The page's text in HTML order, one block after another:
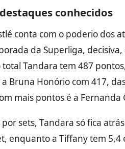
conhecidos
conta com o poderio dos
da Superliga,
Tandara tem 487
Bruna Honório com 417,
mais pontos é a Fernanda
por sets, Tandara só fica
enquanto a Tiffany tem 5,4